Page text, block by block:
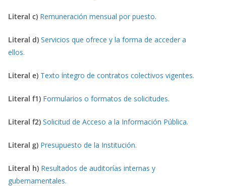
Literal c) Remuneración mensual por puesto.
Literal d) Servicios que ofrece y la forma de acceder a
ellos.
Literal e) Texto íntegro de contratos colectivos vigentes.
Literal f1) Formularios o formatos de solicitudes.
Literal f2) Solicitud de Acceso a la Información Pública.
Literal g) Presupuesto de la Institución.
Literal h) Resultados de auditorías internas y
gubernamentales.